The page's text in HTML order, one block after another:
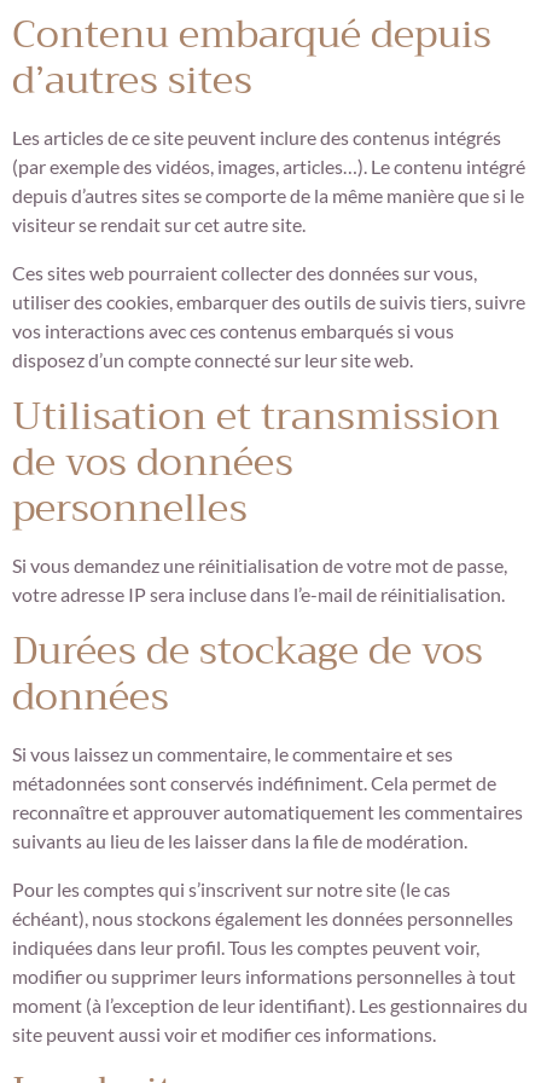
Contenu embarqué depuis
d’autres sites
Les articles de ce site peuvent inclure des contenus intégrés
(par exemple des vidéos, images, articles…). Le contenu intégré
depuis d’autres sites se comporte de la même manière que si le
visiteur se rendait sur cet autre site.
Ces sites web pourraient collecter des données sur vous,
utiliser des cookies, embarquer des outils de suivis tiers, suivre
vos interactions avec ces contenus embarqués si vous
disposez d’un compte connecté sur leur site web.
Utilisation et transmission
de vos données
personnelles
Si vous demandez une réinitialisation de votre mot de passe,
votre adresse IP sera incluse dans l’e-mail de réinitialisation.
Durées de stockage de vos
données
Si vous laissez un commentaire, le commentaire et ses
métadonnées sont conservés indéfiniment. Cela permet de
reconnaître et approuver automatiquement les commentaires
suivants au lieu de les laisser dans la file de modération.
Pour les comptes qui s’inscrivent sur notre site (le cas
échéant), nous stockons également les données personnelles
indiquées dans leur profil. Tous les comptes peuvent voir,
modifier ou supprimer leurs informations personnelles à tout
moment (à l’exception de leur identifiant). Les gestionnaires du
site peuvent aussi voir et modifier ces informations.